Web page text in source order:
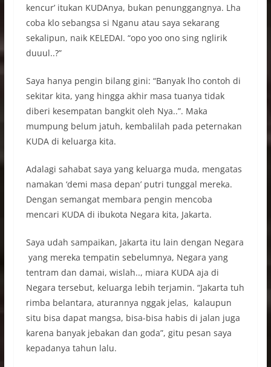
kencur’ itukan KUDAnya, bukan penunggangnya. Lha
coba klo sebangsa si Nganu atau saya sekarang
sekalipun, naik KELEDAI. “opo yoo ono sing nglirik
duuul..?”
Saya hanya pengin bilang gini: “Banyak lho contoh di
sekitar kita, yang hingga akhir masa tuanya tidak
diberi kesempatan bangkit oleh Nya..”. Maka
mumpung belum jatuh, kembalilah pada peternakan
KUDA di keluarga kita.
Adalagi sahabat saya yang keluarga muda, mengatas
namakan ‘demi masa depan’ putri tunggal mereka.
Dengan semangat membara pengin mencoba
mencari KUDA di ibukota Negara kita, Jakarta.
Saya udah sampaikan, Jakarta itu lain dengan Negara
yang mereka tempatin sebelumnya, Negara yang
tentram dan damai, wislah.., miara KUDA aja di
Negara tersebut, keluarga lebih terjamin. “Jakarta tuh
rimba belantara, aturannya nggak jelas, kalaupun
situ bisa dapat mangsa, bisa-bisa habis di jalan juga
karena banyak jebakan dan goda”, gitu pesan saya
kepadanya tahun lalu.